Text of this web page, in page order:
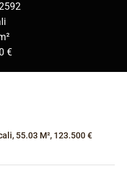
€
55.03 M², 123.500 €